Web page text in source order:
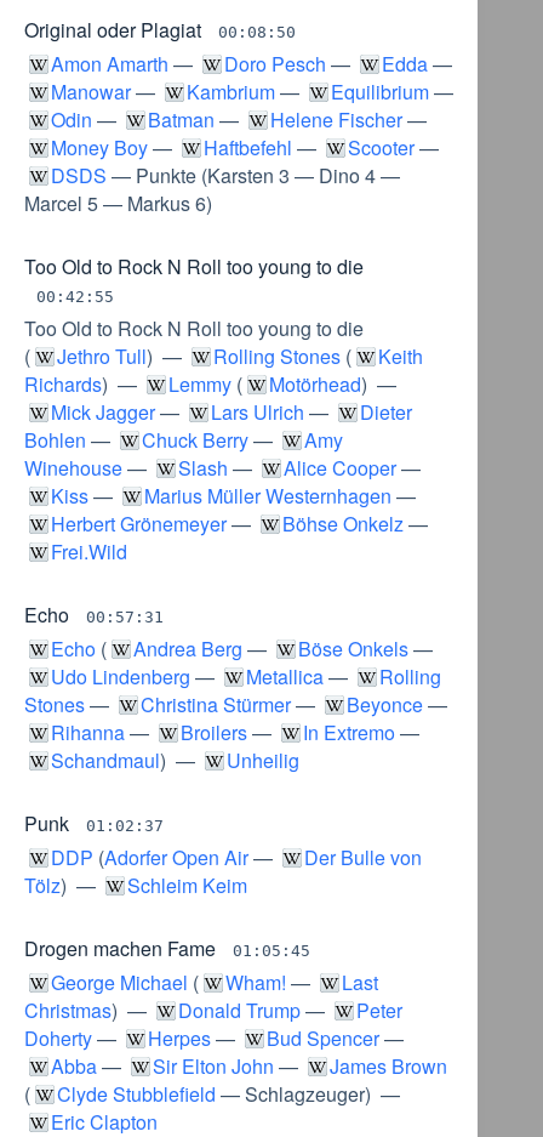
Original oder Plagiat 00:08:50
Amon Amarth — Doro Pesch — Edda—
Manowar— Kambrium— Equilibrium—
Odin — Batman — Helene Fischer—
Money Boy— Haftbefehl — Scooter—
DSDS — Punkte (Karsten 3 — Dino 4—
Marcel 5— Markus 6)
Too Old to Rock N Roll too young to die
00:42:55
Too Old to Rock N Roll too young to die
(
Jethro Tull) — Rolling Stones (
Keith
Richards) — Lemmy ( Motörhead) —
Mick Jagger— Lars Ulrich —
Dieter
Bohlen — Chuck Berry—
Amy
Winehouse— Slash — Alice Cooper—
Kiss— Marius Müller Westernhagen —
Herbert Grönemeyer— Böhse Onkelz —
Frei.Wild
Echo 00:57:31
Echo ( Andrea Berg — Böse Onkels—
Udo Lindenberg — Metallica—
Rolling
Stones— Christina Stürmer— Beyonce—
Rihanna— Broilers— In Extremo—
Schandmaul) — Unheilig
Punk 01:02:37
DDP (Adorfer Open Air—
Der Bulle von
Tölz) — Schleim Keim
Drogen machen Fame 01:05:45
George Michael ( Wham! —
Last
Christmas) — Donald Trump—
Peter
Doherty— Herpes— Bud Spencer—
Abba— Sir Elton John —
James Brown
(
Clyde Stubblefield —Schlagzeuger) —
Eric Clapton